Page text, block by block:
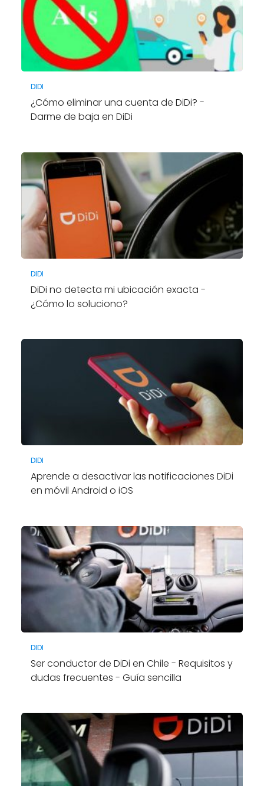
DIDI
¿Cómo eliminar una cuenta de DiDi? -
Darme de baja en DiDi
DIDI
DiDi no detecta mi ubicación exacta -
¿Cómo lo soluciono?
DIDI
Aprende a desactivar las notificaciones DiDi
en móvil Android o iOS
DIDI
Ser conductor de DiDi en Chile - Requisitos y
dudas frecuentes - Guía sencilla